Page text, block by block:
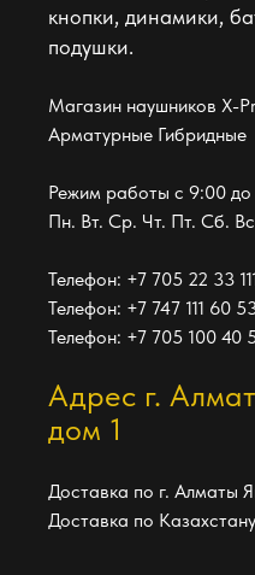
кнопки, динамики,
подушки.
Магазин наушников X-
Арматурные Гибридные
Режим работы с 9:00
Пн. Вт. Ср. Чт. Пт. Сб.
Телефон: +7 705 22 33
Телефон: +7 747 111 60
Телефон: +7 705 100 40
Адрес г.
дом 1
Доставка по г. Алматы
Доставка по